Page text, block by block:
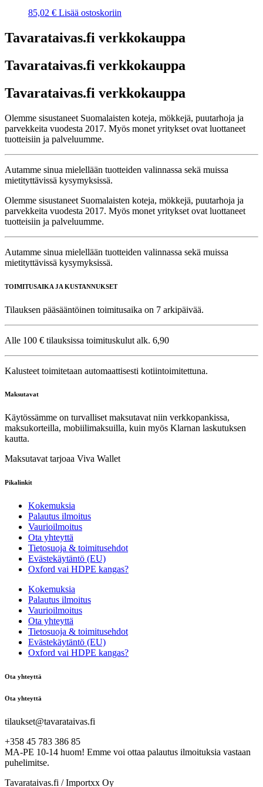
85,02 € Lisää ostoskoriin
Tavarataivas.fi verkkokauppa
Tavarataivas.fi verkkokauppa
Tavarataivas.fi verkkokauppa
Olemme sisustaneet Suomalaisten koteja, mökkejä, puutarhoja ja
parvekkeita vuodesta 2017. Myös monet yritykset ovat luottaneet
tuotteisiin ja palveluumme.
Autamme sinua mielellään tuotteiden valinnassa sekä muissa
mietityttävissä kysymyksissä.
Olemme sisustaneet Suomalaisten koteja, mökkejä, puutarhoja ja
parvekkeita vuodesta 2017. Myös monet yritykset ovat luottaneet
tuotteisiin ja palveluumme.
Autamme sinua mielellään tuotteiden valinnassa sekä muissa
mietityttävissä kysymyksissä.
TOIMITUSAIKA JA KUSTANNUKSET
Tilauksen pääsääntöinen toimitusaika on 7 arkipäivää.
Alle 100 € tilauksissa toimituskulut alk. 6,90
Kalusteet toimitetaan automaattisesti kotiintoimitettuna.
Maksutavat
Käytössämme on turvalliset maksutavat niin verkkopankissa,
maksukorteilla, mobiilimaksuilla, kuin myös Klarnan laskutuksen
kautta.
Maksutavat tarjoaa Viva Wallet
Pikalinkit
Kokemuksia
Palautus ilmoitus
Vaurioilmoitus
Ota yhteyttä
Tietosuoja & toimitusehdot
Evästekäytäntö (EU)
Oxford vai HDPE kangas?
Kokemuksia
Palautus ilmoitus
Vaurioilmoitus
Ota yhteyttä
Tietosuoja & toimitusehdot
Evästekäytäntö (EU)
Oxford vai HDPE kangas?
Ota yhteyttä
Ota yhteyttä
tilaukset@tavarataivas.fi
+358 45 783 386 85
MA-PE 10-14 huom! Emme voi ottaa palautus ilmoituksia vastaan
puhelimitse.
Tavarataivas.fi / Importxx Oy